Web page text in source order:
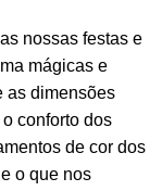
nossas festas e
mágicas e
as dimensões
conforto dos
de cor dos
o que nos